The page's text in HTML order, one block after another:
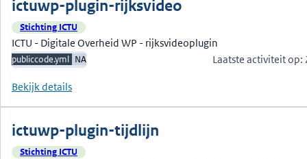
ictuwp-plugin-rijksvideo
Stichting ICTU
ICTU - Digitale Overheid WP - rijksvideoplugin
publiccode.yml NA Laatste activiteit
Bekijk details
ictuwp-plugin-tijdlijn
Stichting ICTU